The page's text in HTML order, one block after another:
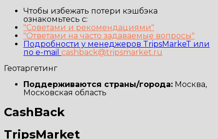
Чтобы избежать потери кэшбэка
ознакомьтесь с:
"Советами и рекомендациями"
"Ответами на часто задаваемые вопросы"
Подробности у менеджеров TripsMarkeT или
по e-mail cashback@tripsmarket.ru
Геотаргетинг
Поддерживаются страны/города: Москва,
Московская область
CashBack
TripsMarket